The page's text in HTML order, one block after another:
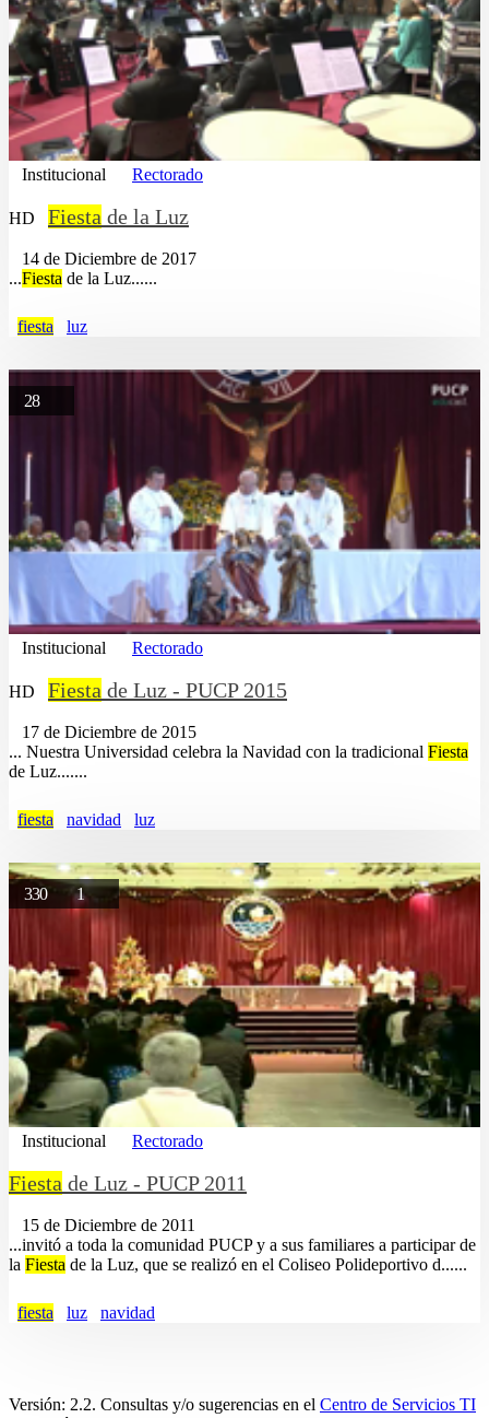
Institucional Rectorado
HD Fiesta de la Luz
14 de Diciembre de 2017
...Fiesta de la Luz......
fiesta luz
28
Institucional Rectorado
HD Fiesta de Luz - PUCP 2015
17 de Diciembre de 2015
... Nuestra Universidad celebra la Navidad con la tradicional Fiesta
de Luz.......
fiesta navidad luz
330 1
Institucional Rectorado
Fiesta de Luz - PUCP 2011
15 de Diciembre de 2011
...invitó a toda la comunidad PUCP y a sus familiares a participar de
la Fiesta de la Luz, que se realizó en el Coliseo Polideportivo d......
fiesta luz navidad
Versión: 2.2. Consultas y/o sugerencias en el Centro de Servicios TI